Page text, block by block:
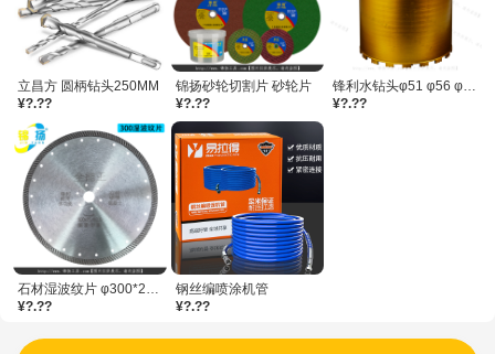
立昌方 圆柄钻头250MM
¥?.??
锦扬砂轮切割片 砂轮片
¥?.??
锋利水钻头φ51 φ56 φ63 φ66 φ71 /每件20支
¥?.??
石材湿波纹片 φ300*25.4孔 原底漆
¥?.??
钢丝编喷涂机管
¥?.??